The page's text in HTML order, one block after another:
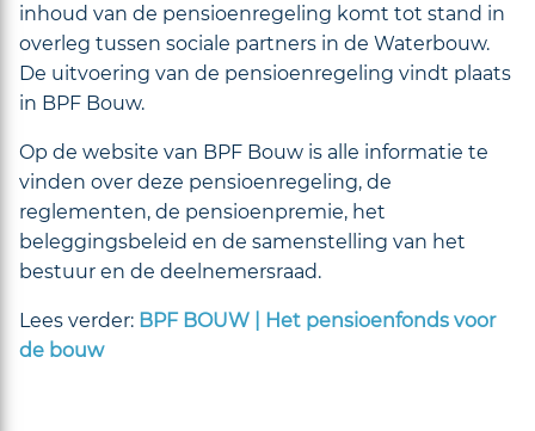
inhoud van de pensioenregeling komt tot stand in
overleg tussen sociale partners in de Waterbouw.
De uitvoering van de pensioenregeling vindt plaats
in BPF Bouw.
Op de website van BPF Bouw is alle informatie te
vinden over deze pensioenregeling, de
reglementen, de pensioenpremie, het
beleggingsbeleid en de samenstelling van het
bestuur en de deelnemersraad.
Lees verder: BPF BOUW | Het pensioenfonds voor
de bouw